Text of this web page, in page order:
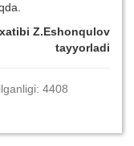
Z.Eshonqulov
tayyorladi
4408